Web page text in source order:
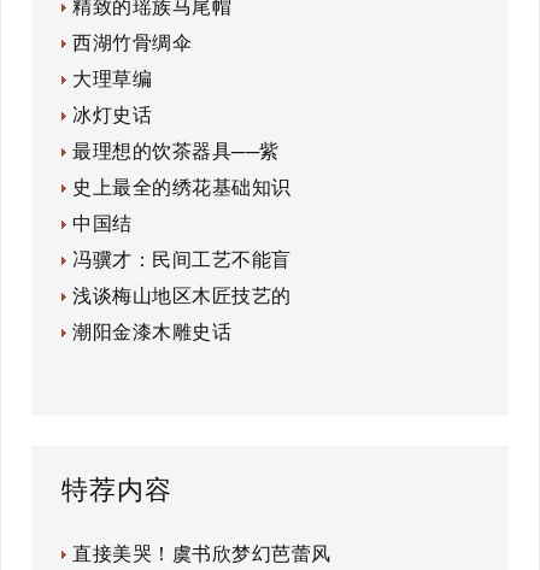
精致的瑶族马尾帽
西湖竹骨绸伞
大理草编
冰灯史话
最理想的饮茶器具──紫
史上最全的绣花基础知识
中国结
冯骥才：民间工艺不能盲
浅谈梅山地区木匠技艺的
潮阳金漆木雕史话
特荐内容
直接美哭！虞书欣梦幻芭蕾风